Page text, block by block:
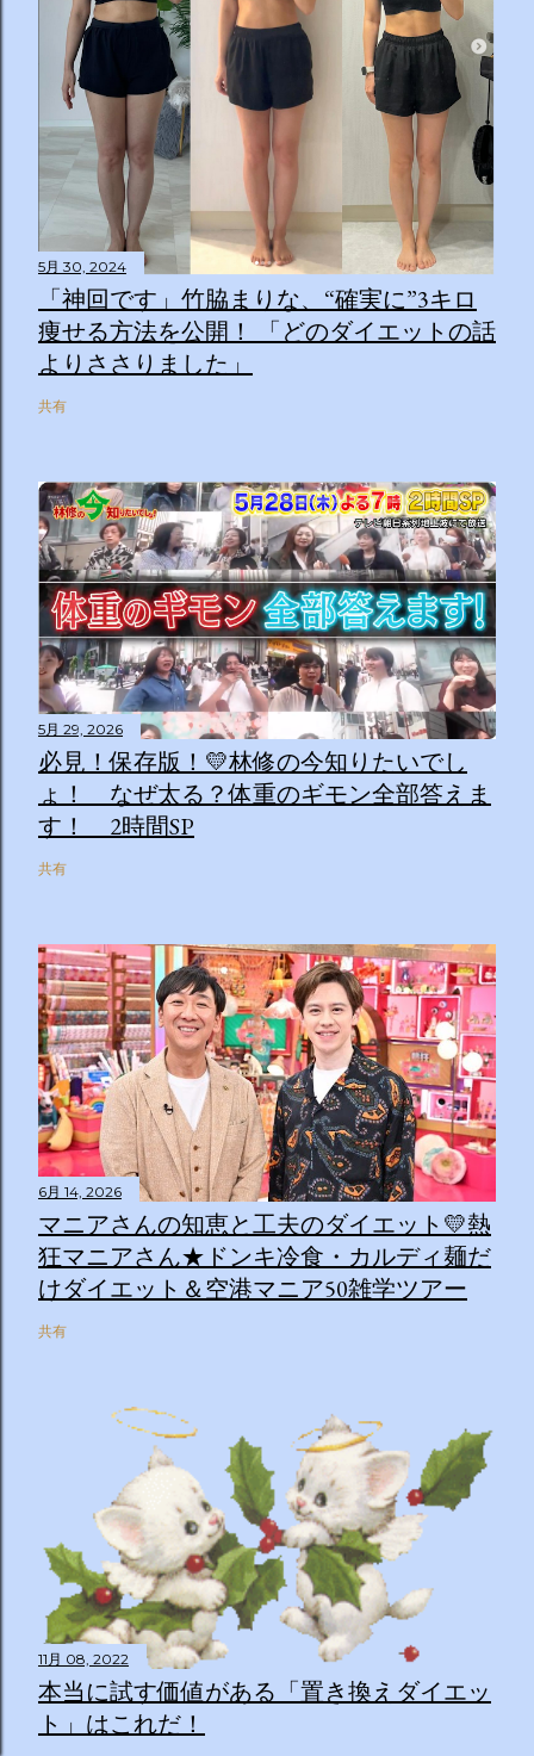
5月 30, 2024
「神回です」竹脇まりな、“確実に”3キロ
痩せる方法を公開！ 「どのダイエットの話
よりささりました」
共有
5月 29, 2026
必見！保存版！💛林修の今知りたいでし
ょ！ なぜ太る？体重のギモン全部答えま
す！ 2時間SP
共有
6月 14, 2026
マニアさんの知恵と工夫のダイエット💛熱
狂マニアさん★ドンキ冷食・カルディ麺だ
けダイエット＆空港マニア50雑学ツアー
共有
11月 08, 2022
本当に試す価値がある「置き換えダイエッ
ト」はこれだ！